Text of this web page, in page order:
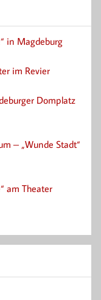
in Magdeburg
im Revier
Domplatz
– „Wunde Stadt“
am Theater